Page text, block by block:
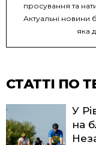
просування та
Актуальні новини
яка
СТАТТІ ПО
У
на